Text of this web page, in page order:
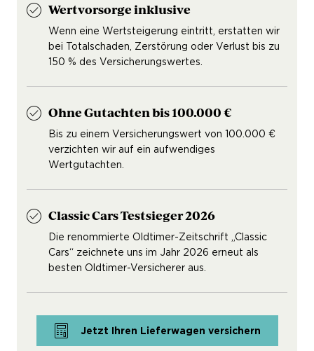
Wertvorsorge inklusive
Wenn eine Wertsteigerung eintritt, erstatten wir
bei Totalschaden, Zerstörung oder Verlust bis zu
150 % des Versicherungswertes.
Ohne Gutachten bis 100.000 €
Bis zu einem Versicherungswert von 100.000 €
verzichten wir auf ein aufwendiges
Wertgutachten.
Classic Cars Testsieger 2026
Die renommierte Oldtimer-Zeitschrift „Classic
Cars“ zeichnete uns im Jahr 2026 erneut als
besten Oldtimer-Versicherer aus.
Jetzt Ihren Lieferwagen versichern